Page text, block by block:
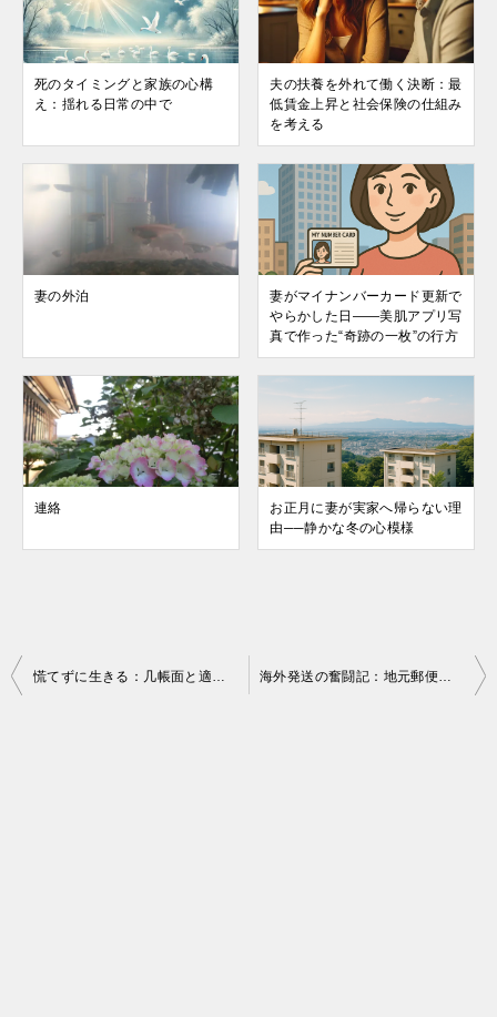
死のタイミングと家族の心構
え：揺れる日常の中で
夫の扶養を外れて働く決断：最
低賃金上昇と社会保険の仕組み
を考える
妻の外泊
妻がマイナンバーカード更新で
やらかした日——美肌アプリ写
真で作った“奇跡の一枚”の行方
連絡
お正月に妻が実家へ帰らない理
由──静かな冬の心模様
投
慌てずに生きる：几帳面と適当の間で 海外発送の奮闘記：地元郵便局での一日